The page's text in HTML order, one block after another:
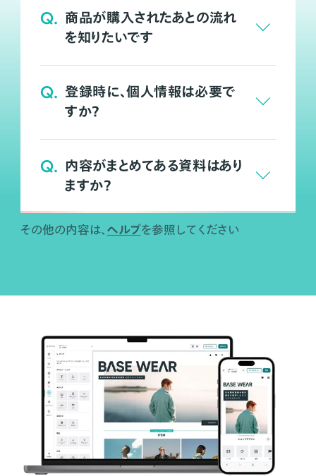
Q. 商品が購入されたあとの流れ
を知りたいです
Q. 登録時に、個人情報は必要で
すか？
Q. 内容がまとめてある資料はあり
ますか？
その他の内容は、 ヘルプを参照してください